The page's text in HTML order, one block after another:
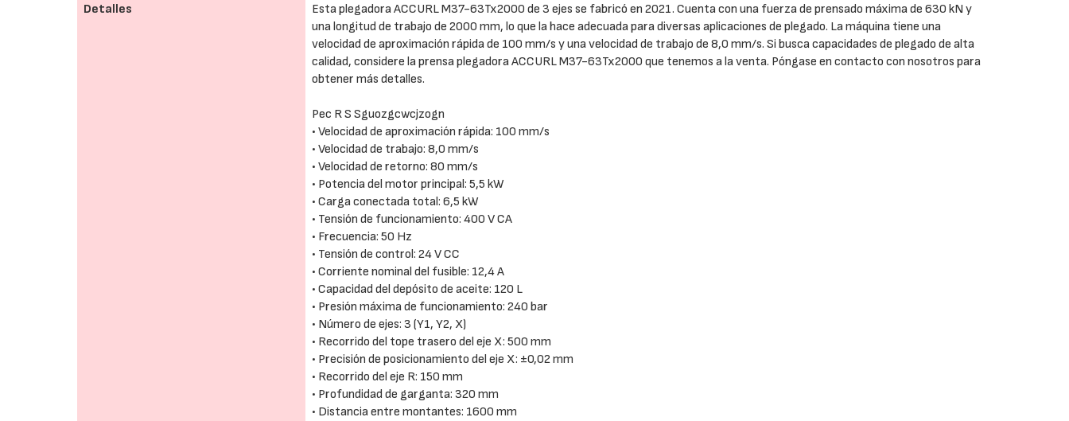
Detalles
Esta plegadora ACCURL M37-63Tx2000 de 3 ejes se fabricó en 2021. Cuenta con una fuerza de prensado máxima de 630 kN y
una longitud de trabajo de 2000 mm, lo que la hace adecuada para diversas aplicaciones de plegado. La máquina tiene una
velocidad de aproximación rápida de 100 mm/s y una velocidad de trabajo de 8,0 mm/s. Si busca capacidades de plegado de alta
calidad, considere la prensa plegadora ACCURL M37-63Tx2000 que tenemos a la venta. Póngase en contacto con nosotros para
obtener más detalles.
Pec R S Sguozgcwcjzogn
• Velocidad de aproximación rápida: 100 mm/s
• Velocidad de trabajo: 8,0 mm/s
• Velocidad de retorno: 80 mm/s
• Potencia del motor principal: 5,5 kW
• Carga conectada total: 6,5 kW
• Tensión de funcionamiento: 400 V CA
• Frecuencia: 50 Hz
• Tensión de control: 24 V CC
• Corriente nominal del fusible: 12,4 A
• Capacidad del depósito de aceite: 120 L
• Presión máxima de funcionamiento: 240 bar
• Número de ejes: 3 (Y1, Y2, X)
• Recorrido del tope trasero del eje X: 500 mm
• Precisión de posicionamiento del eje X: ±0,02 mm
• Recorrido del eje R: 150 mm
• Profundidad de garganta: 320 mm
• Distancia entre montantes: 1600 mm